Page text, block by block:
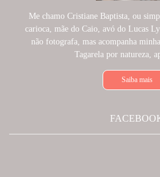
Me chamo Cristiane Baptista, ou
carioca, mãe do Caio, avó do Lucas
não fotografa, mas acompanha
Tagarela por natureza,
Saiba mais